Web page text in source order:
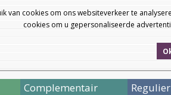
van cookies om ons websiteverkeer te
cookies om u gepersonaliseerde
Complementair Regulier